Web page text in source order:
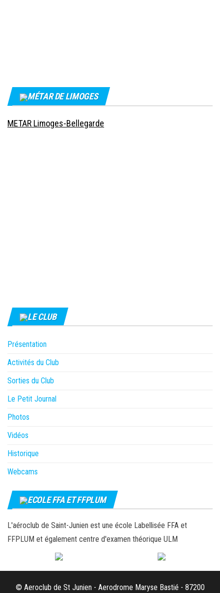
MÉTAR DE LIMOGES
METAR Limoges-Bellegarde
LE CLUB
Présentation
Activités du Club
Sorties du Club
Le Petit Journal
Photos
Vidéos
Historique
Webcams
ECOLE FFA ET FFPLUM
L'aéroclub de Saint-Junien est une école Labellisée FFA et
FFPLUM et également centre d'examen théorique ULM
© Aeroclub de St Junien - Aerodrome Maryse Bastié - 87200